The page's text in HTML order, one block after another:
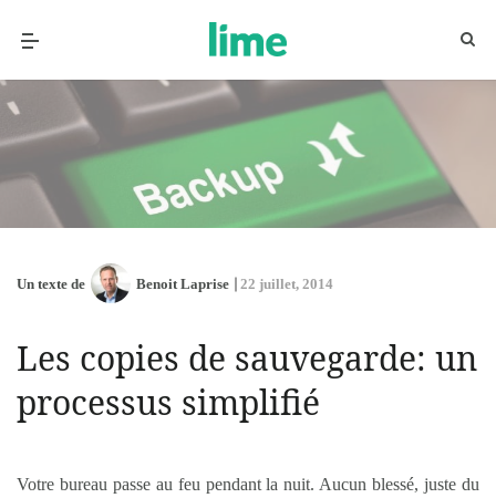
Un texte de Benoit Laprise 22 juillet, 2014
Les copies de sauvegarde: un
processus simplifié
Votre bureau passe au feu pendant la nuit. Aucun blessé, juste du